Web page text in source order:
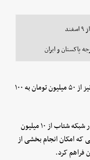
پاکستان و ایران
همچنین سقف انتقال وجه از طریق سامانه «پل» نیز از ۵۰ میلیون تومان به ۱۰۰
در همین راستا سقف انتقال وجه کارت‌به‌کارت در شبکه شتاب از ۱۰ میلیون
که امکان انجام بخشی از
فراهم کرد.